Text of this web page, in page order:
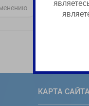
КАРТА